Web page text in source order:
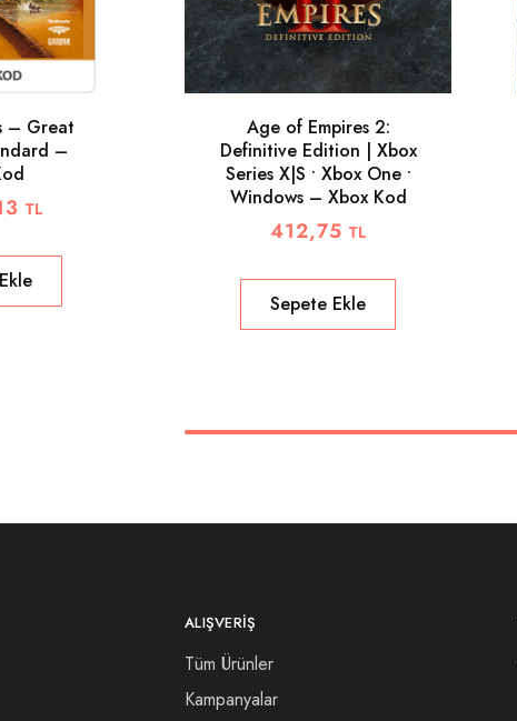
– Great
–
TL
Age of Empires 2:
Definitive Edition | Xbox
Series X|S • Xbox One •
Windows – Xbox Kod
412,75 TL
Sepete Ekle
ALIŞVERIŞ
Tüm Ürünler
Kampanyalar